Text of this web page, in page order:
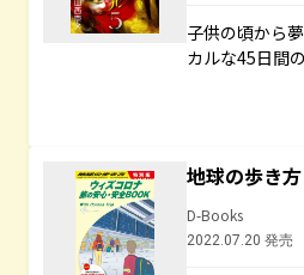
子供の頃から
カルな45日間
地球の歩き
D-Books
2022.07.20 発売